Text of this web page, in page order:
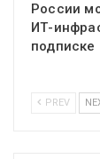
России
ИТ-
подписке
PREV